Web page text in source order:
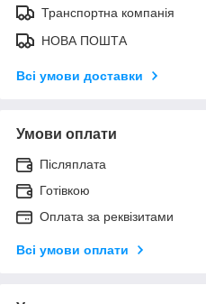
Транспортна компанія
НОВА ПОШТА
Всі умови доставки
Умови оплати
Післяплата
Готівкою
Оплата за реквізитами
Всі умови оплати